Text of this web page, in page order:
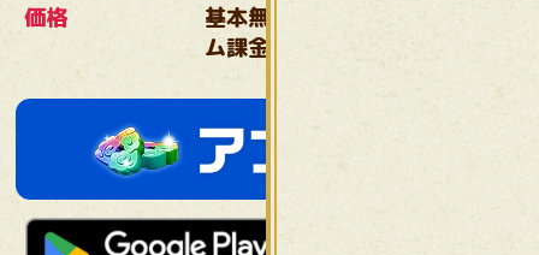
価格
基本無料／ガチャ／アイテ
ム課金制